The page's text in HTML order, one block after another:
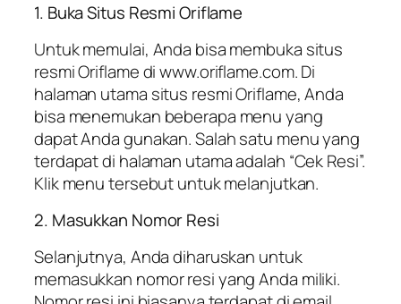
1. Buka Situs Resmi Oriflame
Untuk memulai, Anda bisa membuka situs
resmi Oriflame di www.oriflame.com. Di
halaman utama situs resmi Oriflame, Anda
bisa menemukan beberapa menu yang
dapat Anda gunakan. Salah satu menu yang
terdapat di halaman utama adalah “Cek Resi”.
Klik menu tersebut untuk melanjutkan.
2. Masukkan Nomor Resi
Selanjutnya, Anda diharuskan untuk
memasukkan nomor resi yang Anda miliki.